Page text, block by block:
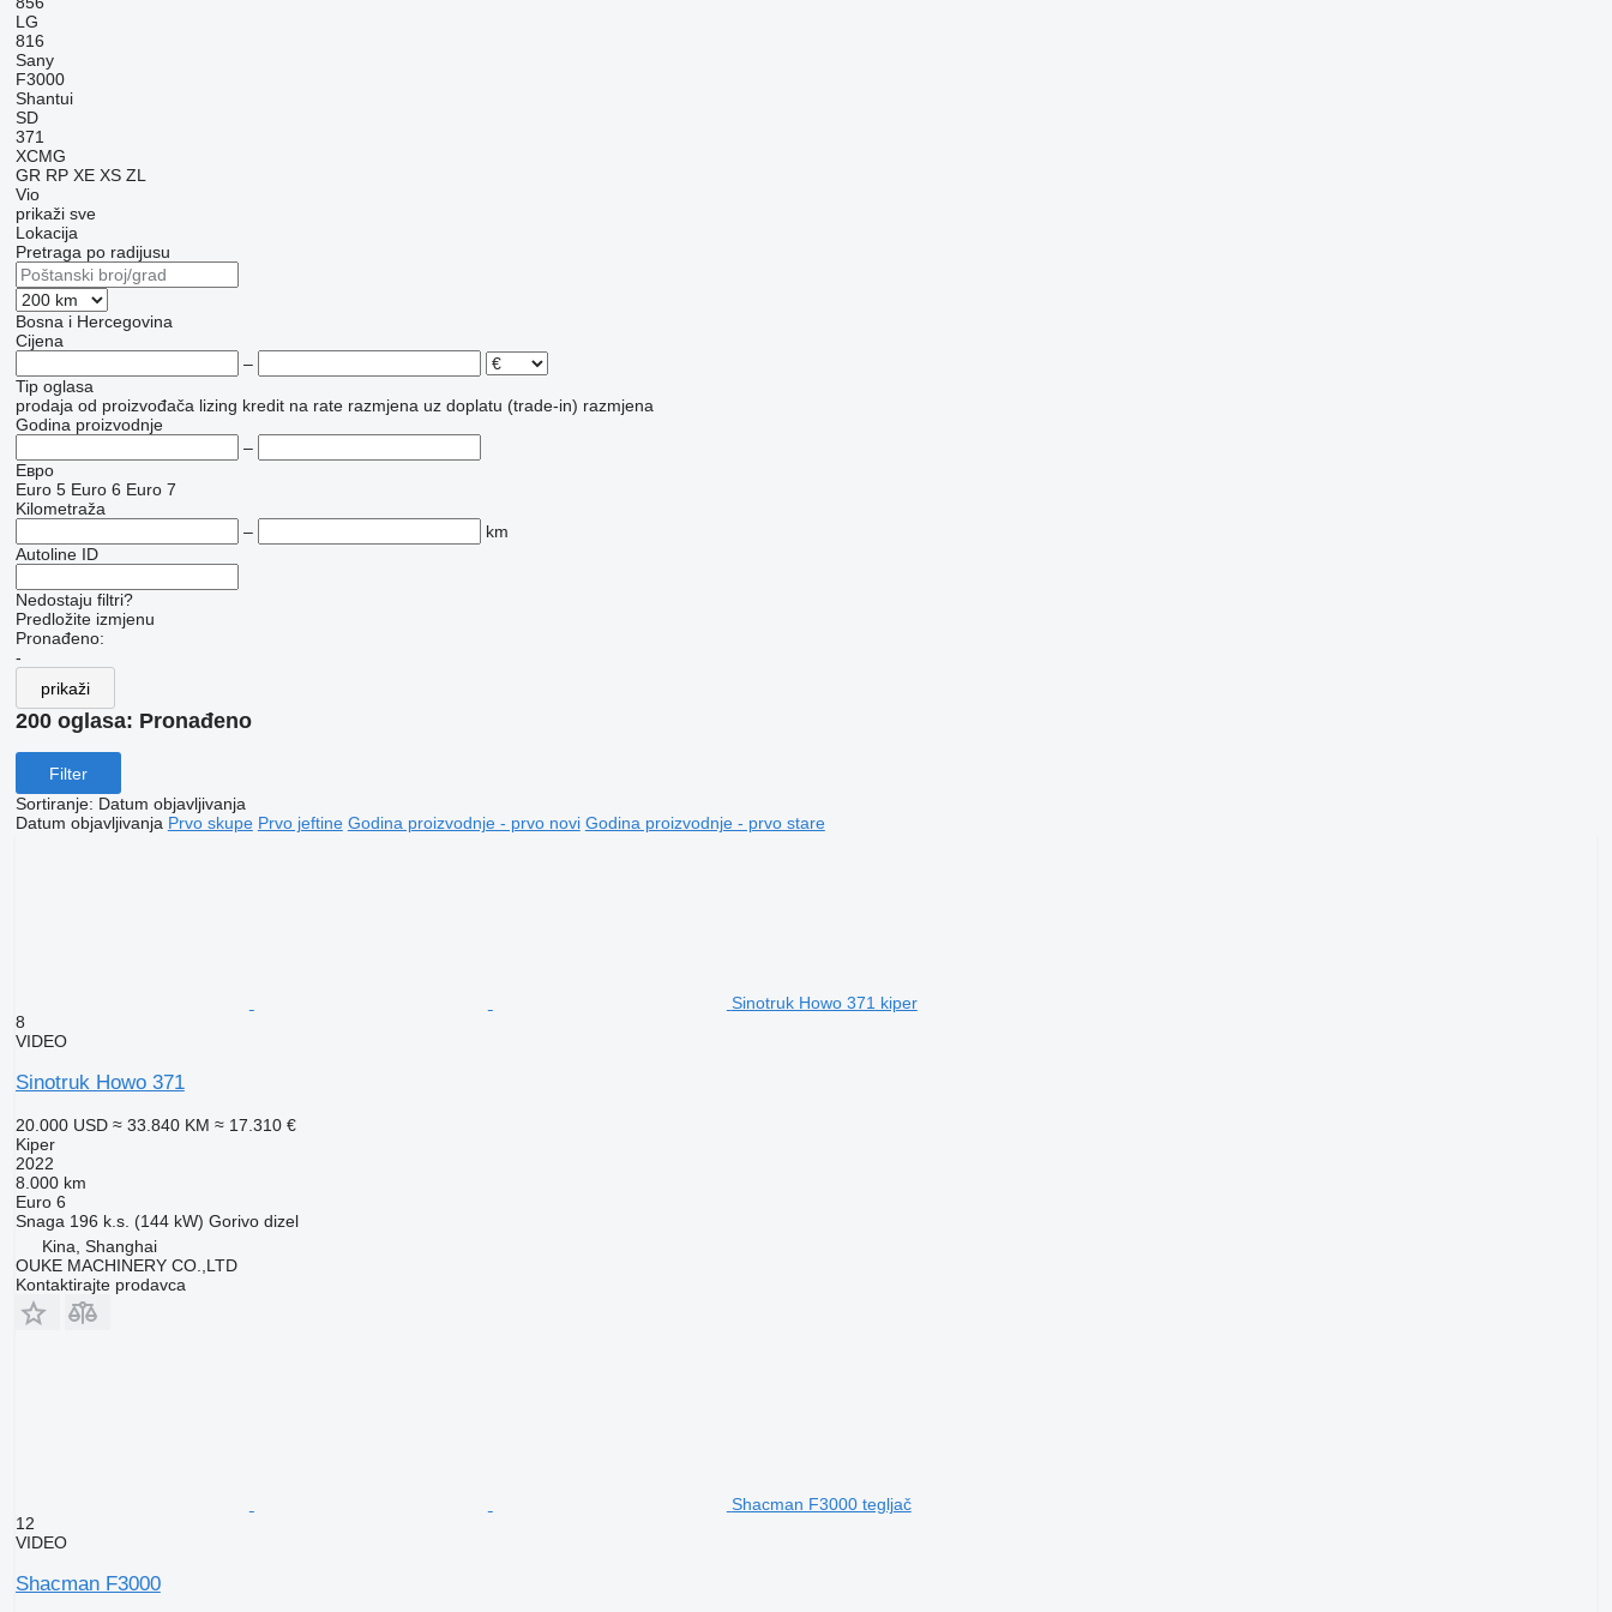
LG
816
Sany
F3000
Shantui
SD
371
XCMG
GR RP XE XS ZL
Vio
prikaži sve
Lokacija
Pretraga po radijusu
Bosna i Hercegovina
Cijena
–
Tip oglasa
prodaja od proizvođača lizing kredit na rate razmjena uz doplatu (trade-in) razmjena
Godina proizvodnje
–
Евро
Euro 5 Euro 6 Euro 7
Kilometraža
–
km
Autoline ID
Nedostaju filtri?
Predložite izmjenu
Pronađeno:
-
prikaži
200 oglasa: Pronađeno
Filter
Sortiranje: Datum objavljivanja
Datum objavljivanja Prvo skupe Prvo jeftine Godina proizvodnje - prvo novi Godina proizvodnje - prvo stare
Sinotruk Howo 371 kiper
8
VIDEO
Sinotruk Howo 371
20.000 USD ≈ 33.840 KM ≈ 17.310 €
Kiper
2022
8.000 km
Euro 6
Snaga 196 k.s. (144 kW) Gorivo dizel
Kina, Shanghai
OUKE MACHINERY CO.,LTD
Kontaktirajte prodavca
Shacman F3000 tegljač
12
VIDEO
Shacman F3000